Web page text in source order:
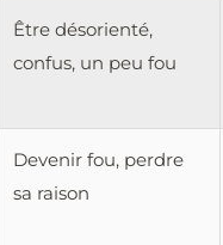
Être désorienté,
confus, un peu fou
Devenir fou, perdre
sa raison